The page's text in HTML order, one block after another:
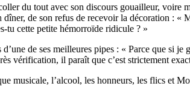
du tout avec son discours gouailleur, voire
de son refus de recevoir la décoration :
tu cette petite hémorroïde ridicule ? »
de ses meilleures pipes : « Parce que si je
vérification, il paraît que c’est strictement
musicale, l’alcool, les honneurs, les flics et